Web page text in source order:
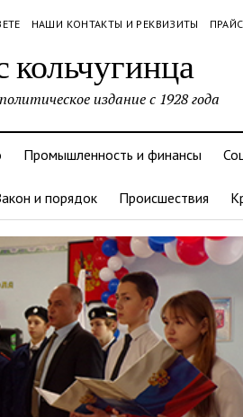
НАШИ КОНТАКТЫ И РЕКВИЗИТЫ
кольчугинца
издание с 1928 года
Промышленность и финансы
и порядок Происшествия